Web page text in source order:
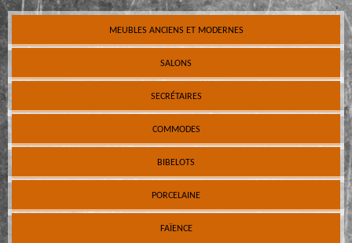
MEUBLES ANCIENS ET MODERNES
SALONS
SECRÉTAIRES
COMMODES
BIBELOTS
PORCELAINE
FAÏENCE